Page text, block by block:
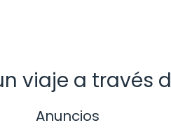
viaje a través
Anuncios